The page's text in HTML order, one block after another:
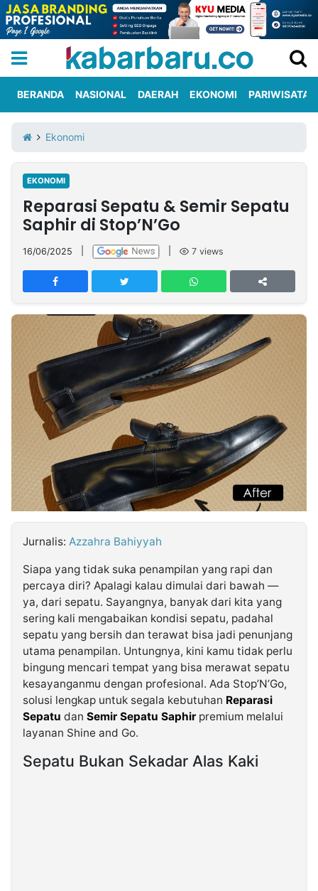
Iklan
Berita
Kami
Nasional
International
Olahraga
Entertainment
Daerah
Pariwisata
Kuliner
Kolom
Network
PT
TREETAN
MULTIMEDIA
INDONESIA
Partner
Insight
NTB
Suara
Time
Lens
IDN
Daily
Jogja
Jalan
Rakyat
Idealita
News
Kita
Notice
Dinamikapost.com
Radar
Baru
Seedbacklink
Follow
Kabarbaru
Kabarbaru.co
2026
Media
Holding
BERANDA NASIONAL DAERAH EKONOMI PARIWISATA
Ekonomi
EKONOMI
Reparasi Sepatu & Semir Sepatu
Saphir di Stop’N’Go
16/06/2025 7 views
Jurnalis: Azzahra Bahiyyah
Siapa yang tidak suka penampilan yang rapi dan
percaya diri? Apalagi kalau dimulai dari bawah —
ya, dari sepatu. Sayangnya, banyak dari kita yang
sering kali mengabaikan kondisi sepatu, padahal
sepatu yang bersih dan terawat bisa jadi penunjang
utama penampilan. Untungnya, kini kamu tidak perlu
bingung mencari tempat yang bisa merawat sepatu
kesayanganmu dengan profesional. Ada Stop’N’Go,
solusi lengkap untuk segala kebutuhan Reparasi
Sepatu dan Semir Sepatu Saphir premium melalui
layanan Shine and Go.
Sepatu Bukan Sekadar Alas Kaki